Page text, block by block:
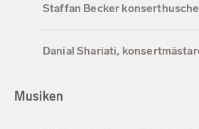
Staffan Becker
Danial Shariati,
Musiken